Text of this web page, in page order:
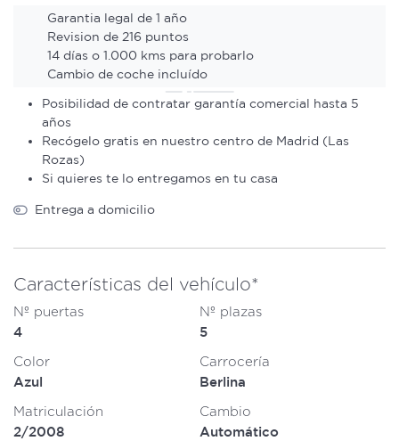
Garantia legal de 1 año
Revision de 216 puntos
14 días o 1.000 kms para probarlo
Cambio de coche incluído
Posibilidad de contratar garantía comercial hasta 5
años
Recógelo gratis en nuestro centro de Madrid (Las
Rozas)
Si quieres te lo entregamos en tu casa
Entrega a domicilio
Características del vehículo*
Nº puertas
4
Nº plazas
5
Color
Azul
Carrocería
Berlina
Matriculación
2/2008
Cambio
Automático